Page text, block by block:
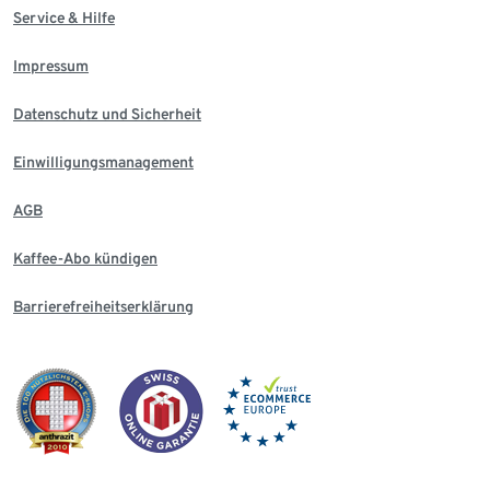
Service & Hilfe
Impressum
Datenschutz und Sicherheit
Einwilligungsmanagement
AGB
Kaffee-Abo kündigen
Barrierefreiheitserklärung